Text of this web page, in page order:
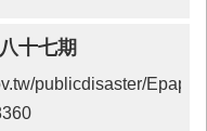
十七期
publicdisaster/